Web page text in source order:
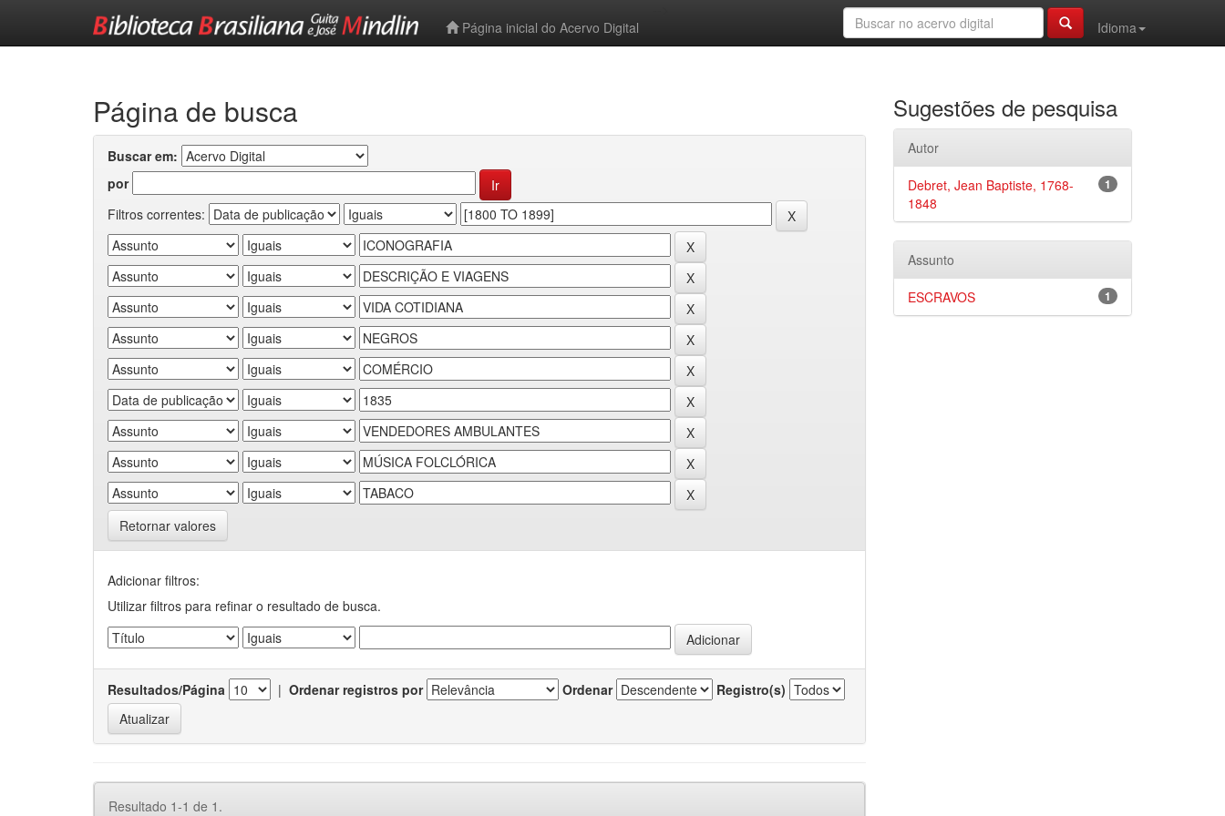
Página inicial do Acervo Digital
Idioma
Página de busca
Buscar em:
por
Filtros correntes:
Retornar valores
Adicionar filtros:
Utilizar filtros para refinar o resultado de busca.
Resultados/Página | Ordenar registros por Ordenar Registro(s)
Resultado 1-1 de 1.
Sugestões de pesquisa
Autor
1
Debret, Jean Baptiste, 1768-
1848
Assunto
1
ESCRAVOS